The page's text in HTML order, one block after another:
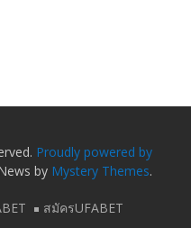
Proudly powered by
by Mystery Themes.
สมัครUFABET